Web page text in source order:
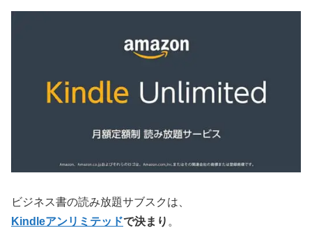
ビジネス書の読み放題サブスクは、
Kindleアンリミテッドで決まり 。